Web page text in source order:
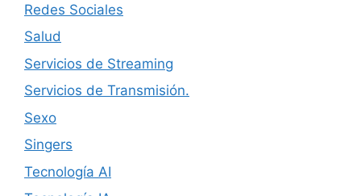
Redes Sociales
Salud
Servicios de Streaming
Servicios de Transmisión.
Sexo
Singers
Tecnología AI